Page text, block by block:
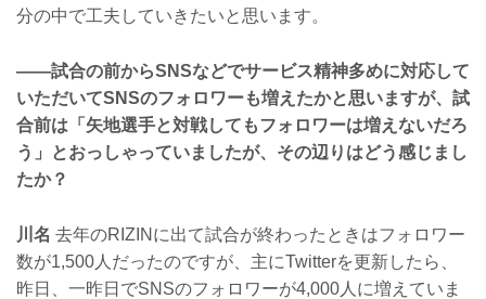
分の中で工夫していきたいと思います。
——試合の前からSNSなどでサービス精神多めに対応して
いただいてSNSのフォロワーも増えたかと思いますが、試
合前は「矢地選手と対戦してもフォロワーは増えないだろ
う」とおっしゃっていましたが、その辺りはどう感じまし
たか？
川名 去年のRIZINに出て試合が終わったときはフォロワー
数が1,500人だったのですが、主にTwitterを更新したら、
昨日、一昨日でSNSのフォロワーが4,000人に増えていま